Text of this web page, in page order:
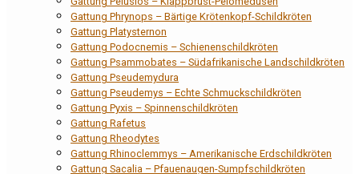
Gattung Phrynops – Bärtige Krötenkopf-Schildkröten
Gattung Platysternon
Gattung Podocnemis – Schienenschildkröten
Gattung Psammobates – Südafrikanische Landschildkröten
Gattung Pseudemydura
Gattung Pseudemys – Echte Schmuckschildkröten
Gattung Pyxis – Spinnenschildkröten
Gattung Rafetus
Gattung Rheodytes
Gattung Rhinoclemmys – Amerikanische Erdschildkröten
Gattung Sacalia – Pfauenaugen-Sumpfschildkröten